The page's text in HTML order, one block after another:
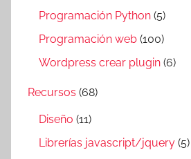
Programación Python (5)
Programación web (100)
Wordpress crear plugin (6)
Recursos (68)
Diseño (11)
Librerías javascript/jquery (5)